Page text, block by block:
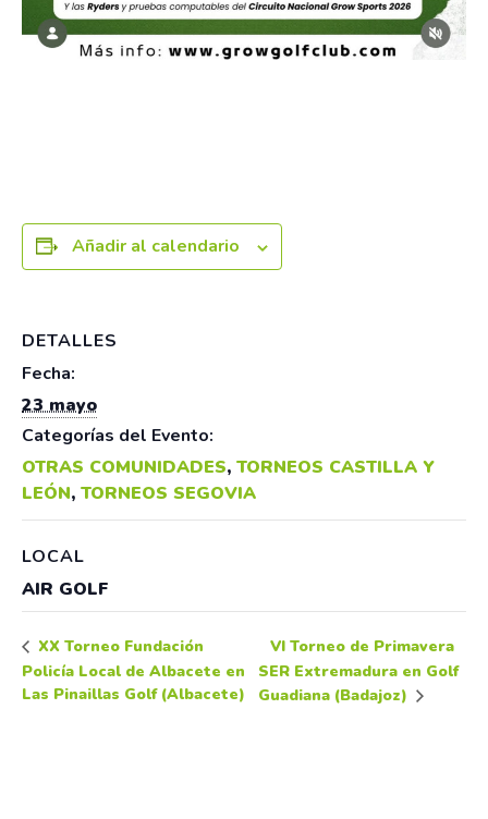
Añadir al calendario
DETALLES
Fecha:
23 mayo
Categorías del Evento:
OTRAS COMUNIDADES, TORNEOS CASTILLA Y
LEÓN, TORNEOS SEGOVIA
LOCAL
AIR GOLF
XX Torneo Fundación
Policía Local de Albacete en
Las Pinaillas Golf (Albacete)
VI Torneo de Primavera
SER Extremadura en Golf
Guadiana (Badajoz)